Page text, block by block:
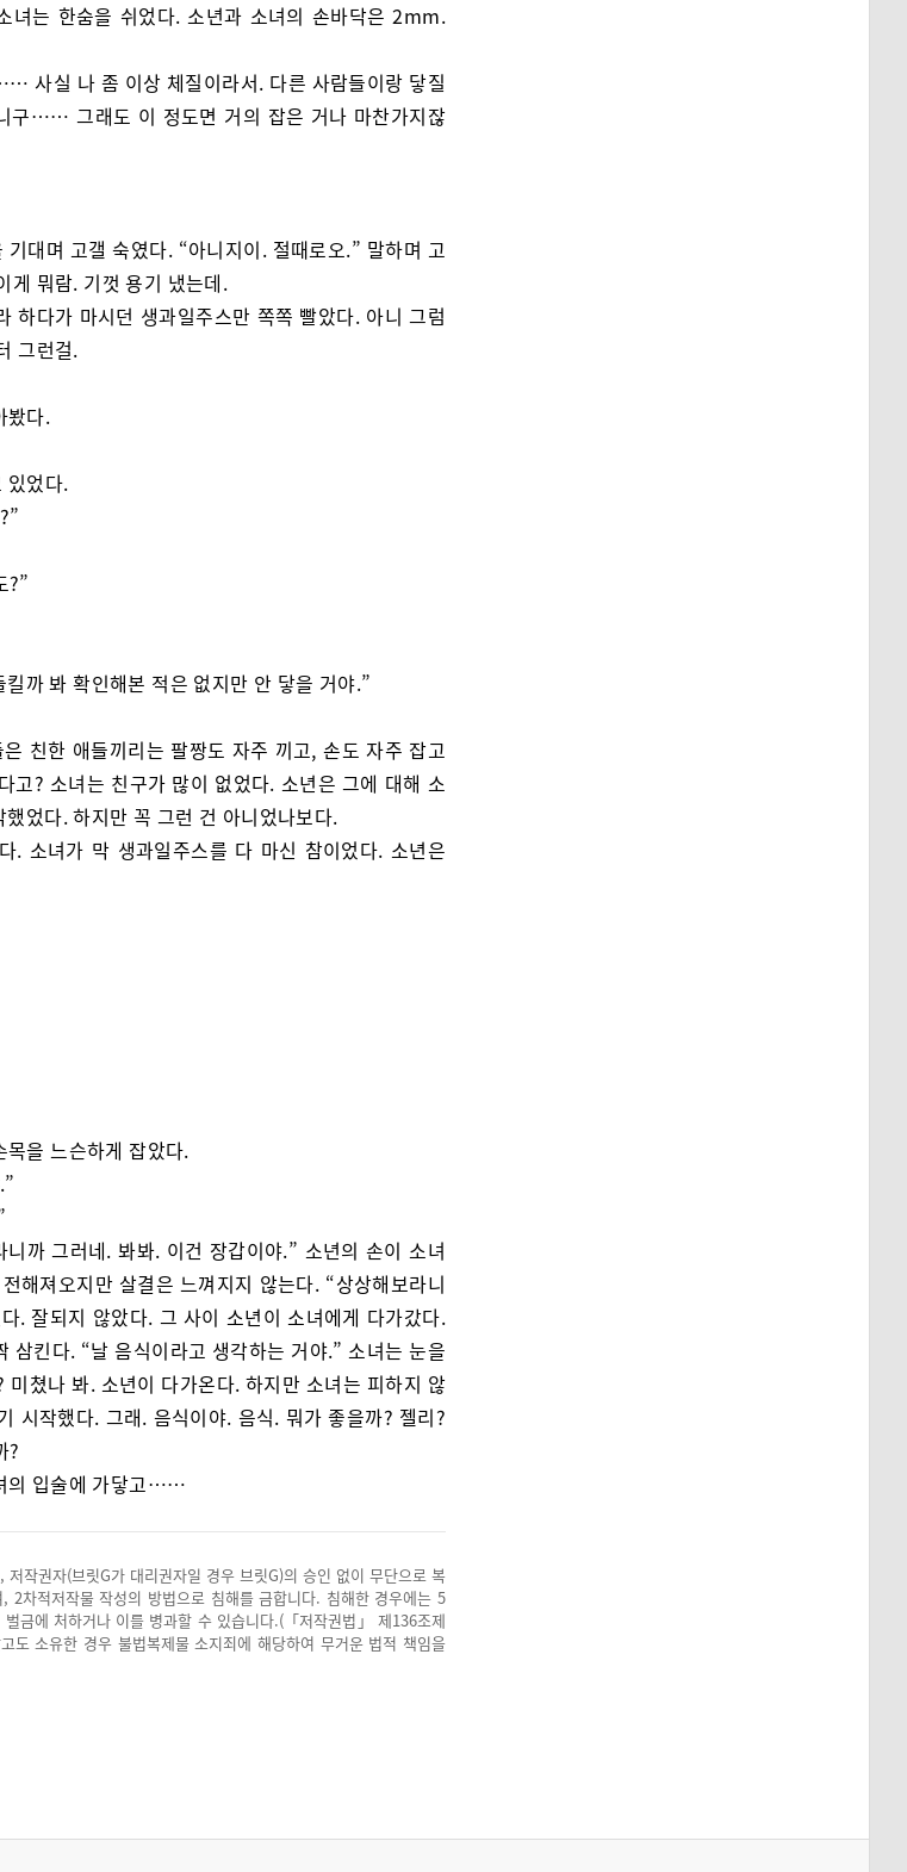
녀는 한숨을 쉬었다. 소년과 소녀의 손바닥은 2mm.
사실 나 좀 이상 체질이라서. 다른 사람들이랑 닿질
구…… 그래도 이 정도면 거의 잡은 거나 마찬가지잖
대며 고갤 숙였다. “아니지이. 절때로오.” 말하며 고
게 뭐람. 기껏 용기 냈는데.
하다가 마시던 생과일주스만 쪽쪽 빨았다. 아니 그럼
그런걸.
봤다.
있었다.
?”
까 봐 확인해본 적은 없지만 안 닿을 거야.”
친한 애들끼리는 팔짱도 자주 끼고, 손도 자주 잡고
고? 소녀는 친구가 많이 없었다. 소년은 그에 대해 소
었다. 하지만 꼭 그런 건 아니었나보다.
. 소녀가 막 생과일주스를 다 마신 참이었다. 소년은
을 느슨하게 잡았다.
까 그러네. 봐봐. 이건 장갑이야.” 소년의 손이 소녀
해져오지만 살결은 느껴지지 않는다. “상상해보라니
. 잘되지 않았다. 그 사이 소년이 소녀에게 다가갔다.
삼킨다. “날 음식이라고 생각하는 거야.” 소녀는 눈을
미쳤나 봐. 소년이 다가온다. 하지만 소녀는 피하지 않
시작했다. 그래. 음식이야. 음식. 뭐가 좋을까? 젤리?
?
의 입술에 가닿고……
작권자(브릿G가 대리권자일 경우 브릿G)의 승인 없이 무단으로 복
차적저작물 작성의 방법으로 침해를 금합니다. 침해한 경우에는 5
금에 처하거나 이를 병과할 수 있습니다.(「저작권법」 제136조제
도 소유한 경우 불법복제물 소지죄에 해당하여 무거운 법적 책임을